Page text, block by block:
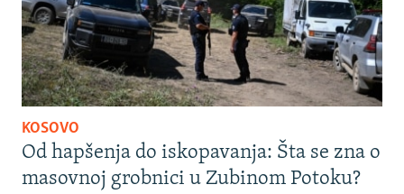
KOSOVO
Od hapšenja do iskopavanja: Šta se zna o
masovnoj grobnici u Zubinom Potoku?